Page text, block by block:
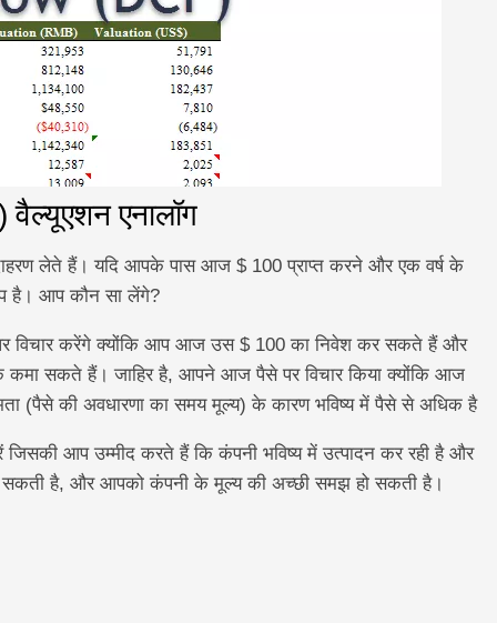
एनालॉग
लेते हैं। यदि आपके पास आज $ 100 प्राप्त करने और एक वर्ष के
है। आप कौन सा लेंगे?
विचार करेंगे क्योंकि आप आज उस $ 100 का निवेश कर सकते हैं और
सकते हैं। जाहिर है, आपने आज पैसे पर विचार किया क्योंकि आज
(पैसे की अवधारणा का समय मूल्य) के कारण भविष्य में पैसे से अधिक है
आप उम्मीद करते हैं कि कंपनी भविष्य में उत्पादन कर रही है और
सकती है, और आपको कंपनी के मूल्य की अच्छी समझ हो सकती है।